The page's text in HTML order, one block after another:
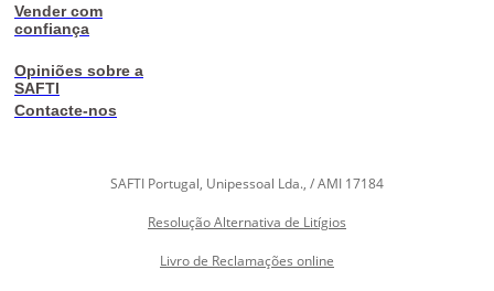
Vender com
confiança
Opiniões sobre a
SAFTI
Contacte-nos
SAFTI Portugal, Unipessoal Lda., / AMI 17184
Resolução Alternativa de Litígios
Livro de Reclamações online